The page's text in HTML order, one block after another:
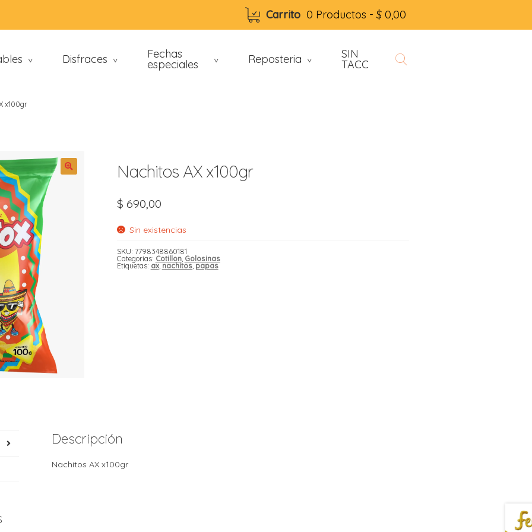
Carrito 0 Productos -$ 0,00
> Disfraces > Fechas
especiales > Reposteria > SIN
TACC
x100gr
Nachitos AX x100gr
$ 690,00
Sin existencias
SKU: 7798348860181
Categorías: Cotillon, Golosinas
Etiquetas: ax,nachitos,papas
Descripción
Nachitos AX x100gr